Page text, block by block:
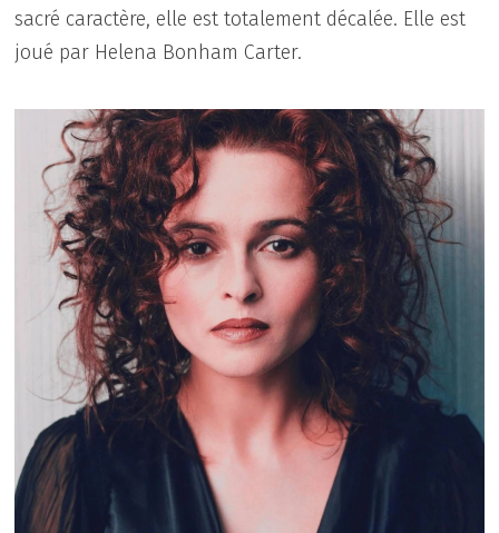
sacré caractère, elle est totalement décalée. Elle est
joué par Helena Bonham Carter.